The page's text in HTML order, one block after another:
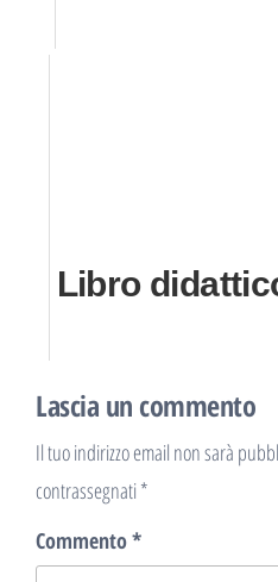
Libro
Lascia un commento
Il tuo indirizzo email non sarà
contrassegnati*
Commento*